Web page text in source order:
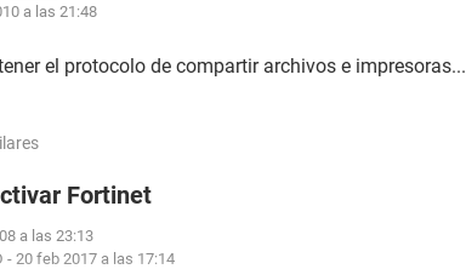
a las 21:48
el protocolo de compartir archivos e impresoras...
Fortinet
a las 23:13
- 20 feb 2017 a las 17:14